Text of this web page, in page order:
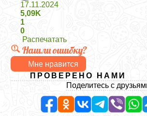
17.11.2024
5,09K
1
0
Распечатать
Нашли ошибку?
Мне нравится
ПРОВЕРЕНО НАМИ
Поделитесь с